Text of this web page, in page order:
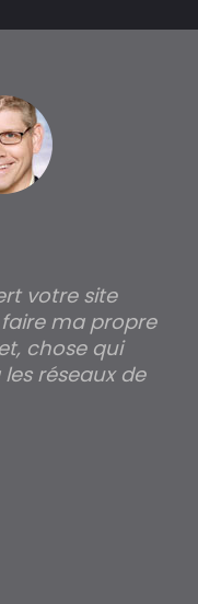
votre site
ma propre
chose qui
réseaux de